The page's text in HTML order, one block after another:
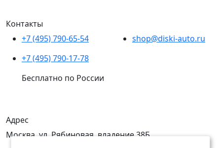
Контакты
+7 (495) 790-65-54
+7 (495) 790-17-78
Бесплатно по России
shop@diski-auto.ru
Адрес
Москва, ул. Рябиновая, владение 38Б